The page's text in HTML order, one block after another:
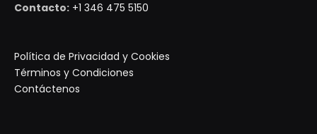
Contacto: +1 346 475 5150
Política de Privacidad y Cookies
Términos y Condiciones
Contáctenos